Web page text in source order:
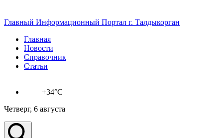
Главный Информационный Портал г. Талдыкорган
Главная
Новости
Справочник
Статьи
+34°C
Четверг, 6 августа